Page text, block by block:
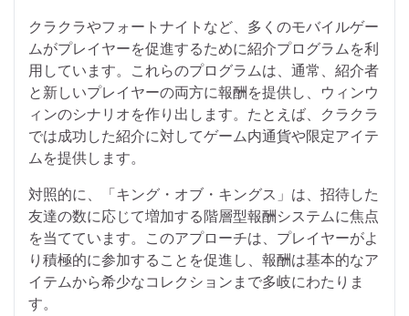
クラクラやフォートナイトなど、多くのモバイルゲー
ムがプレイヤーを促進するために紹介プログラムを利
用しています。これらのプログラムは、通常、紹介者
と新しいプレイヤーの両方に報酬を提供し、ウィンウ
ィンのシナリオを作り出します。たとえば、クラクラ
では成功した紹介に対してゲーム内通貨や限定アイテ
ムを提供します。
対照的に、「キング・オブ・キングス」は、招待した
友達の数に応じて増加する階層型報酬システムに焦点
を当てています。このアプローチは、プレイヤーがよ
り積極的に参加することを促進し、報酬は基本的なア
イテムから希少なコレクションまで多岐にわたりま
す。